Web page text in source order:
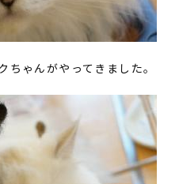
ちゃんがやってきました。